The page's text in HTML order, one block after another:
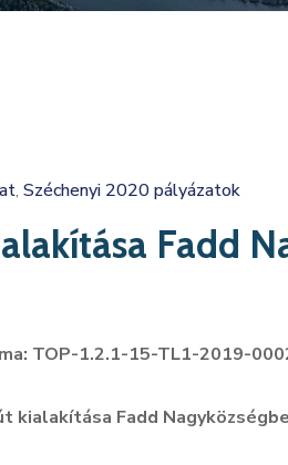
‚ Széchenyi 2020 pályázatok
Fadd
TOP-1.2.1-15-TL1-2019-
kialakítása Fadd